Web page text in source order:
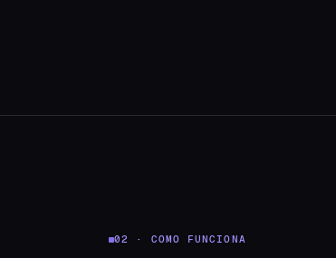
02 · COMO FUNCIONA